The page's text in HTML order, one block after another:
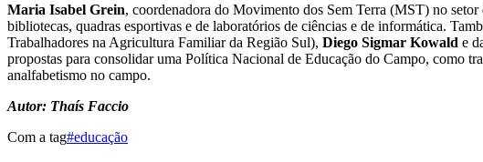
Maria Isabel Grein, coordenadora do Movimento dos Sem Terra (MST) no
bibliotecas, quadras esportivas e de laboratórios de ciências e de informática.
Trabalhadores na Agricultura Familiar da Região Sul), Diego Sigmar Kowald e
propostas para consolidar uma Política Nacional de Educação do Campo, como
analfabetismo no campo.
Autor: Thaís Faccio
Com a tag#educação